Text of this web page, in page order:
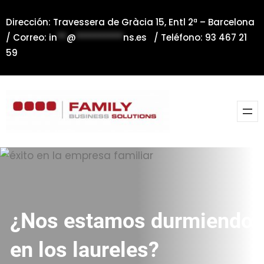
al
contenido
Dirección: Travessera de Gràcia 15, Entl 2ª – Barcelona
/ Correo: in**@**********ns.es / Teléfono: 93 467 21
59
¿Nos estamos durmiendo
en los laureles?